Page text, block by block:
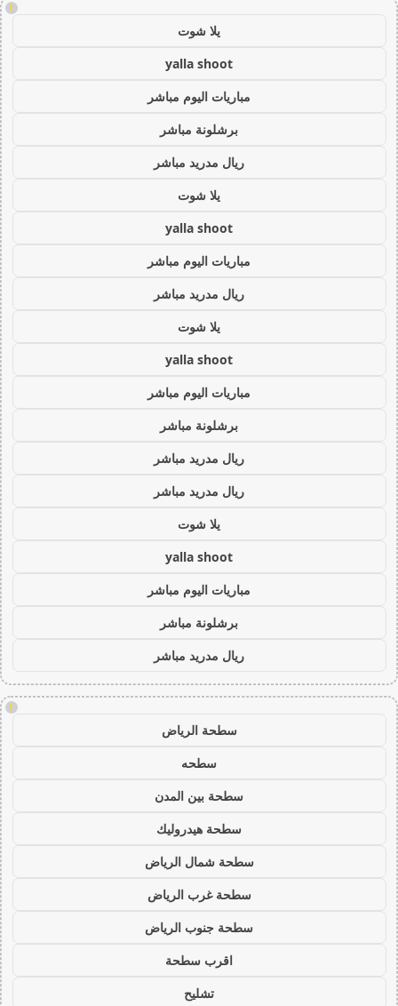
!
يلا شوت
yalla shoot
مباريات اليوم مباشر
برشلونة مباشر
ريال مدريد مباشر
يلا شوت
yalla shoot
مباريات اليوم مباشر
ريال مدريد مباشر
يلا شوت
yalla shoot
مباريات اليوم مباشر
برشلونة مباشر
ريال مدريد مباشر
ريال مدريد مباشر
يلا شوت
yalla shoot
مباريات اليوم مباشر
برشلونة مباشر
ريال مدريد مباشر
!
سطحة الرياض
سطحه
سطحة بين المدن
سطحة هيدروليك
سطحة شمال الرياض
سطحة غرب الرياض
سطحة جنوب الرياض
اقرب سطحة
تشليح